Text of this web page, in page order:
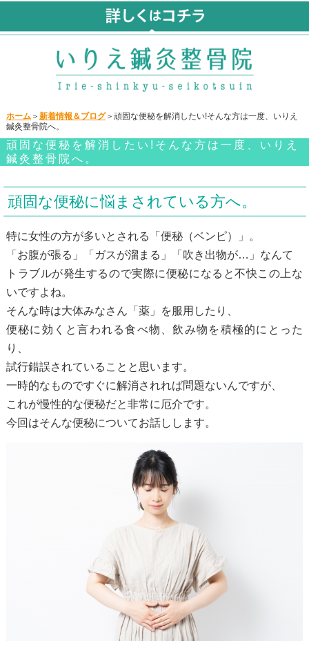
ホーム＞ 新着情報＆ブログ＞頑固な便秘を解消したい!そんな方は一度、いりえ
鍼灸整骨院へ。
頑固な便秘を解消したい!そんな方は一度、いりえ
鍼灸整骨院へ。
頑固な便秘に悩まされている方へ。
特に女性の方が多いとされる「便秘（ベンピ）」。
「お腹が張る」「ガスが溜まる」「吹き出物が…」なんて
トラブルが発生するので実際に便秘になると不快この上な
いですよね。
そんな時は大体みなさん「薬」を服用したり、
便秘に効くと言われる食べ物、飲み物を積極的にとった
り、
試行錯誤されていることと思います。
一時的なものですぐに解消されれば問題ないんですが、
これが慢性的な便秘だと非常に厄介です。
今回はそんな便秘についてお話しします。